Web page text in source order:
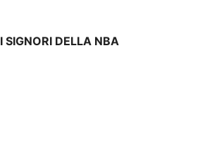
I SIGNORI DELLA NBA